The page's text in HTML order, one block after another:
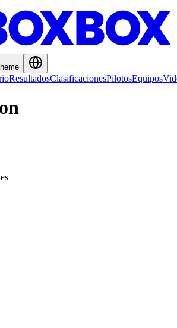
ResultadosClasificacionesPilotosEquipos